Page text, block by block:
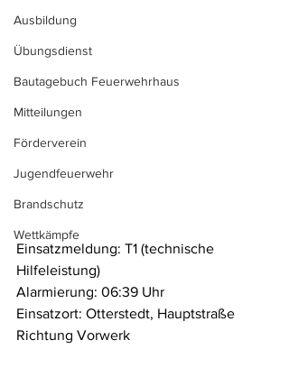
Ausbildung
Übungsdienst
Bautagebuch Feuerwehrhaus
Mitteilungen
Förderverein
Jugendfeuerwehr
Brandschutz
Wettkämpfe
Einsatzmeldung: T1 (technische
Hilfeleistung)
Alarmierung: 06:39 Uhr
Einsatzort: Otterstedt, Hauptstraße
Richtung Vorwerk